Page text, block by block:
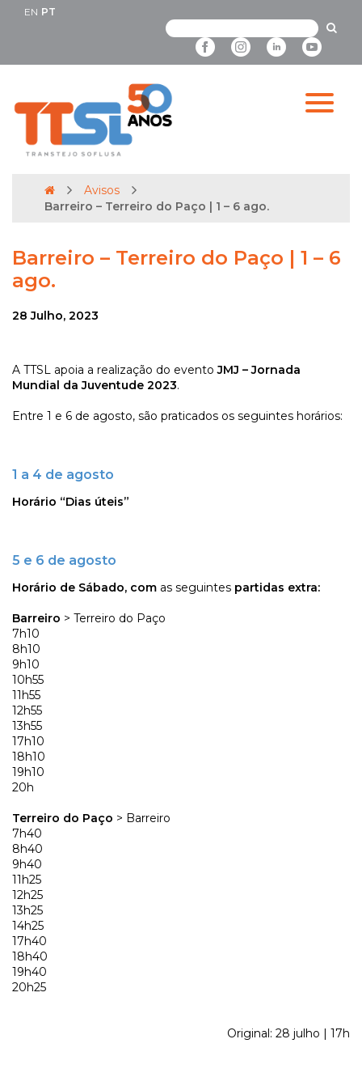
EN PT
Avisos
Barreiro – Terreiro do Paço | 1 – 6 ago.
Barreiro – Terreiro do Paço | 1 – 6
ago.
28 Julho, 2023
A TTSL apoia a realização do eventoJMJ – Jornada
Mundial da Juventude 2023.
Entre 1 e 6 de agosto, são praticados os seguintes horários:
1 a 4 de agosto
Horário “Dias úteis”
5 e 6 de agosto
Horário de Sábado, com as seguintes partidas extra:
Barreiro > Terreiro do Paço
7h10
8h10
9h10
10h55
11h55
12h55
13h55
17h10
18h10
19h10
20h
Terreiro do Paço > Barreiro
7h40
8h40
9h40
11h25
12h25
13h25
14h25
17h40
18h40
19h40
20h25
Original: 28 julho | 17h